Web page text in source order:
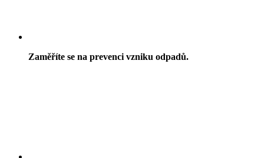
Zaměříte se na prevenci vzniku odpadů.